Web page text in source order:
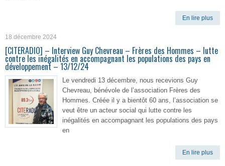
En lire plus
18 décembre 2024
[CITERADIO] – Interview Guy Chevreau – Frères des Hommes – lutte
contre les inégalités en accompagnant les populations des pays en
développement – 13/12/24
Le vendredi 13 décembre, nous recevions Guy
Chevreau, bénévole de l’association Frères des
Hommes. Créée il y a bientôt 60 ans, l’association se
veut être un acteur social qui lutte contre les
inégalités en accompagnant les populations des pays
en
En lire plus